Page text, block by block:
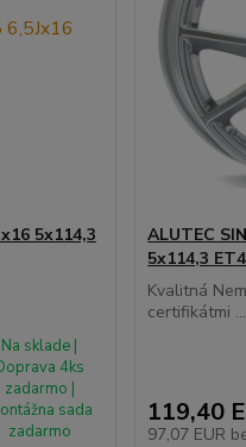
5x114,3
Na sklade |
4ks
zadarmo |
sada
zadarmo
ALUTEC
5x114,3
Kvalitná
certifikátmi ...
119,40
97,07 EUR